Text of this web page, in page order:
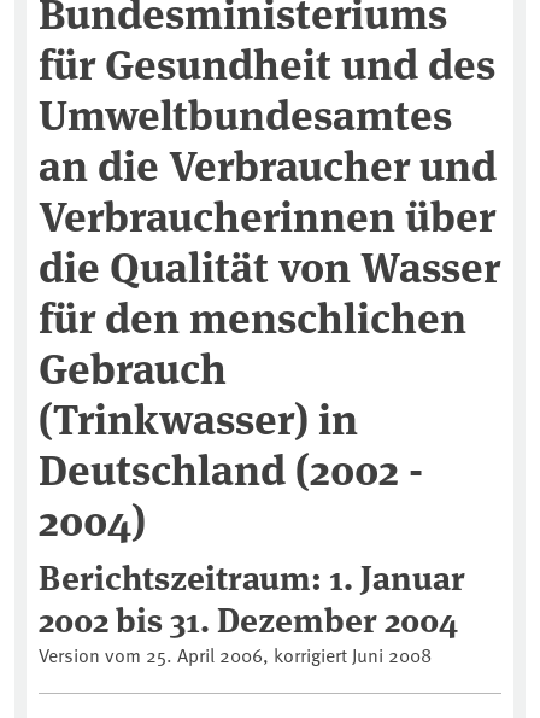
für Gesundheit und des
Umweltbundesamtes
an die Verbraucher und
Verbraucherinnen über
die Qualität von Wasser
für den menschlichen
Gebrauch
(Trinkwasser) in
Deutschland (2002 -
2004)
Berichtszeitraum: 1. Januar
2002 bis 31. Dezember 2004
Version vom 25. April 2006, korrigiert Juni 2008